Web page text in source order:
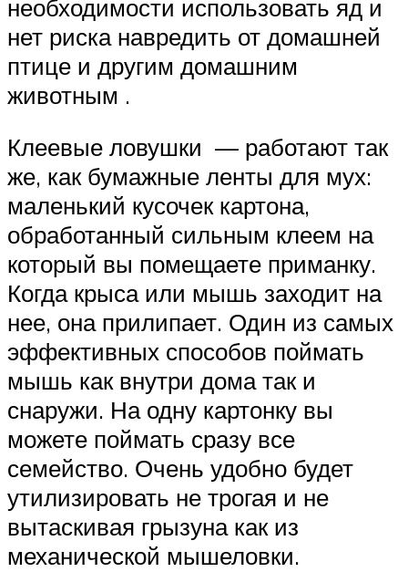
необходимости использовать яд и
нет риска навредить от домашней
птице и другим домашним
животным .
Клеевые ловушки — работают так
же, как бумажные ленты для мух:
маленький кусочек картона,
обработанный сильным клеем на
который вы помещаете приманку.
Когда крыса или мышь заходит на
нее, она прилипает. Один из самых
эффективных способов поймать
мышь как внутри дома так и
снаружи. На одну картонку вы
можете поймать сразу все
семейство. Очень удобно будет
утилизировать не трогая и не
вытаскивая грызуна как из
механической мышеловки.